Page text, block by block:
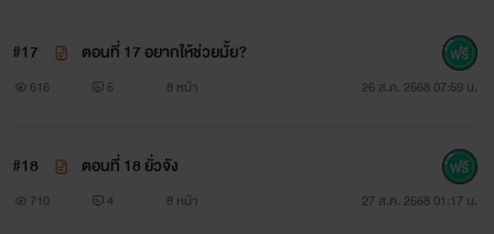
#17 ตอนที่ 17 อยากให้ช่วยมั้ย?
616 5 8 หน้า 26 ส.ค. 2568 07:59 น.
#18 ตอนที่ 18 ยั่วจัง
710 4 8 หน้า 27 ส.ค. 2568 01:17 น.